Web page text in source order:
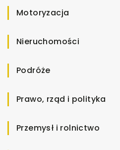
Motoryzacja
Nieruchomości
Podróże
Prawo, rząd i polityka
Przemysł i rolnictwo